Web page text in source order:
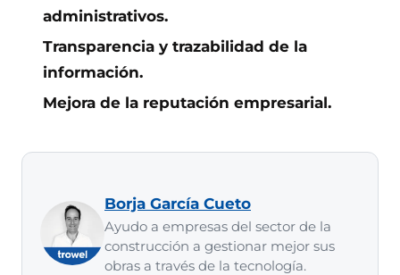
administrativos.
Transparencia y trazabilidad de la
información.
Mejora de la reputación empresarial.
Borja García Cueto
Ayudo a empresas del sector de la
construcción a gestionar mejor sus
obras a través de la tecnología.